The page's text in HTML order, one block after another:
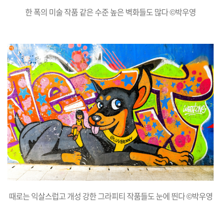
한 폭의 미술 작품 같은 수준 높은 벽화들도 많다 ©박우영
때로는 익살스럽고 개성 강한 그라피티 작품들도 눈에 띈다 ©박우영